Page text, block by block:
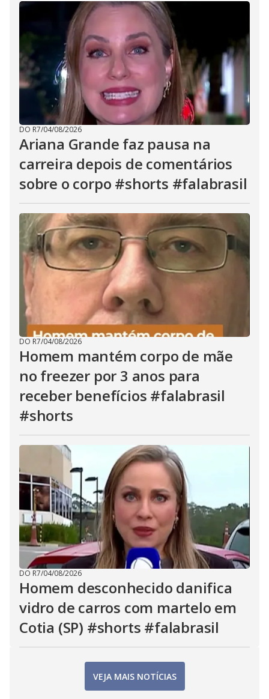
DO R7/04/08/2026
Ariana Grande faz pausa na
carreira depois de comentários
sobre o corpo #shorts #falabrasil
DO R7/04/08/2026
Homem mantém corpo de mãe
no freezer por 3 anos para
receber benefícios #falabrasil
#shorts
DO R7/04/08/2026
Homem desconhecido danifica
vidro de carros com martelo em
Cotia (SP) #shorts #falabrasil
VEJA MAIS NOTÍCIAS